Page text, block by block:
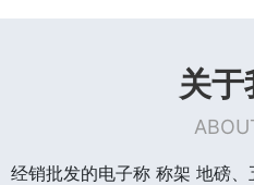
关于
经销批发的电子称 称架 地磅、